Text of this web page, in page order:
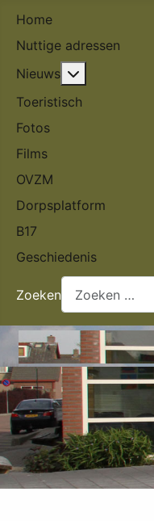
Home
Nuttige adressen
Nieuws
Toeristisch
Fotos
Films
OVZM
Dorpsplatform
B17
Geschiedenis
Zoeken